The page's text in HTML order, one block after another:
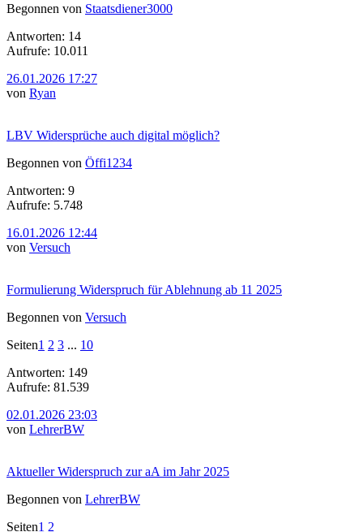
Begonnen von Staatsdiener3000
Antworten: 14
Aufrufe: 10.011
26.01.2026 17:27
von Ryan
LBV Widersprüche auch digital möglich?
Begonnen von Öffi1234
Antworten: 9
Aufrufe: 5.748
16.01.2026 12:44
von Versuch
Formulierung Widerspruch für Ablehnung ab 11 2025
Begonnen von Versuch
Seiten1 2 3 ... 10
Antworten: 149
Aufrufe: 81.539
02.01.2026 23:03
von LehrerBW
Aktueller Widerspruch zur aA im Jahr 2025
Begonnen von LehrerBW
Seiten1 2